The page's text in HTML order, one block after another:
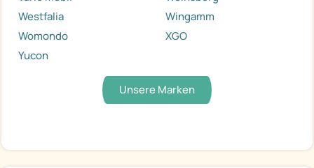
Westfalia
Wingamm
Womondo
XGO
Yucon
Unsere Marken